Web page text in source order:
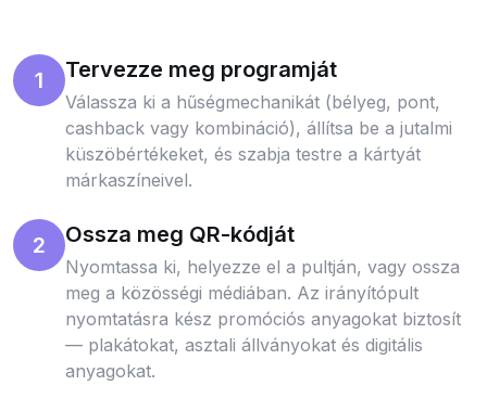
1 Tervezze meg programját
Válassza ki a hűségmechanikát (bélyeg, pont,
cashback vagy kombináció), állítsa be a jutalmi
küszöbértékeket, és szabja testre a kártyát
márkaszíneivel.
2 Ossza meg QR-kódját
Nyomtassa ki, helyezze el a pultján, vagy ossza
meg a közösségi médiában. Az irányítópult
nyomtatásra kész promóciós anyagokat biztosít
— plakátokat, asztali állványokat és digitális
anyagokat.